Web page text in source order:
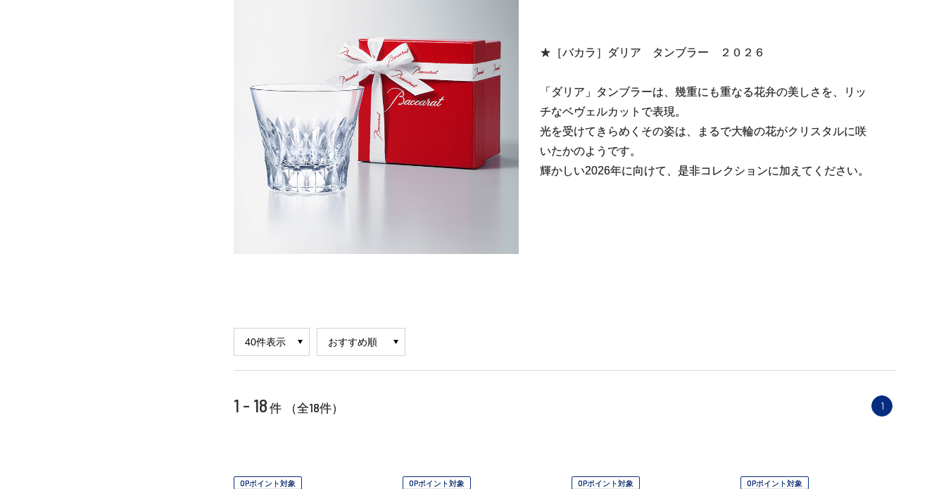
★［バカラ］ダリア タンブラー ２０２６
「ダリア」タンブラーは、幾重にも重なる花弁の美しさを、リッ
チなベヴェルカットで表現。
光を受けてきらめくその姿は、まるで大輪の花がクリスタルに咲
いたかのようです。
輝かしい2026年に向けて、是非コレクションに加えてください。
1 - 18 件 （全18件） 1
OPポイント対象 OPポイント対象 OPポイント対象 OPポイント対象